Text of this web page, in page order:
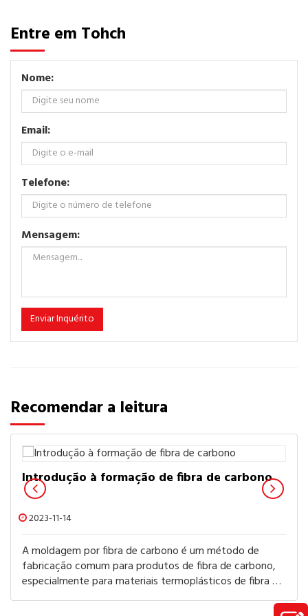
Entre em Tohch
Nome:
Email:
Telefone:
Mensagem:
Enviar Inquérito
Recomendar a leitura
Introdução à formação de fibra de carbono
2023-11-14
A moldagem por fibra de carbono é um método de
fabricação comum para produtos de fibra de carbono,
especialmente para materiais termoplásticos de fibra de
carbono. Este processo